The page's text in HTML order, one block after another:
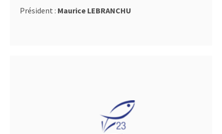
Président : Maurice LEBRANCHU